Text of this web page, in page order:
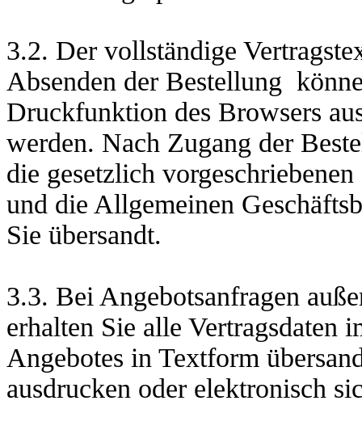
3.2. Der vollständige
Absenden der Bestellung
Druckfunktion des Browsers
werden. Nach Zugang der
die gesetzlich
und die Allgemeinen
Sie übersandt.
3.3. Bei Angebotsanfragen
erhalten Sie alle Vertragsdaten
Angebotes in Textform
ausdrucken oder elektronisch